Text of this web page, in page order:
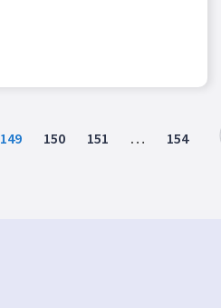
149 150 151 … 154